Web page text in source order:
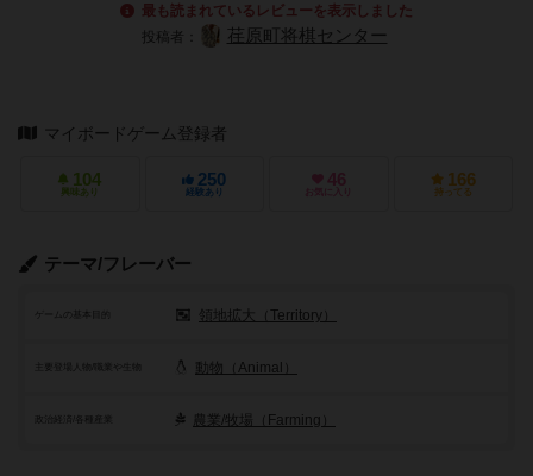
最も読まれているレビューを表示しました
投稿者：
荏原町将棋センター
マイボードゲーム登録者
104
興味あり
250
経験あり
46
お気に入り
166
持ってる
テーマ/フレーバー
ゲームの基本目的 領地拡大（Territory）
動物（Animal）
政治経済/各種産業 農業/牧場（Farming）